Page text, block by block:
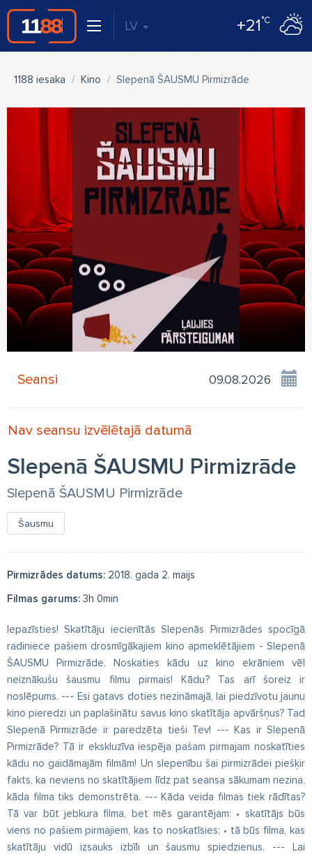
LV +21°C
1188 iesaka Kino Slepenā ŠAUSMU Pirmizrāde
Seansi
Nav seansu izvēlētajā datumā
Slepenā ŠAUSMU Pirmizrāde
Slepenā ŠAUSMU Pirmizrāde
Šausmu
Pirmizrādes datums: 2018. gada 2. maijs
Filmas garums: 3h 0min
Iepazīsties! Skatītāju iecienītās Slepenās Pirmizrādes spocīgā
radiniece pašiem drosmīgākajiem kino apmeklētājiem - Slepenā
ŠAUSMU Pirmizrāde. Noskaties kādu uz kino ekrāniem vēl
neiznākušu šausmu filmu pirmais! Kādu? Tas arī šoreiz ir
noslēpums. --- Esi gatavs doties nezināmajā, lai piedzīvotu jaunu
kino pieredzi un paplašinātu savus kino skatītāja apvāršņus? Tad
Slepenā Pirmizrāde ir paredzēta tieši Tev! --- Kas ir Slepenā
Pirmizrāde? Tā ir ekskluzīva iespēja pašam pirmajam noskatīties
kādu no gaidāmajām filmām! Un slepenību šai pirmizrādei piešķir
fakts, ka neviens no skatītājiem līdz pat seansa sākumam nezina,
kāda filma tiks demonstrēta. --- Kāda veida filmas tiek rādītas?
Tā var būt jebkura filma, bet mēs garantējam: • skatītājs būs
viens no pašiem pirmajiem, kas to noskatīsies; • tā būs filma, kas
skatītāju vidū izsauks izbīli un šausmu spiedzienus. --- Lai